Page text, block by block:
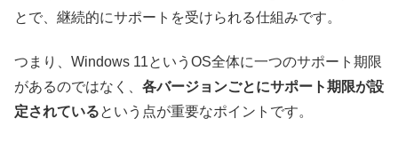
とで、継続的にサポートを受けられる仕組みです。
つまり、Windows 11というOS全体に一つのサポート期限
があるのではなく、 各バージョンごとにサポート期限が設
定されているという点が重要なポイントです。